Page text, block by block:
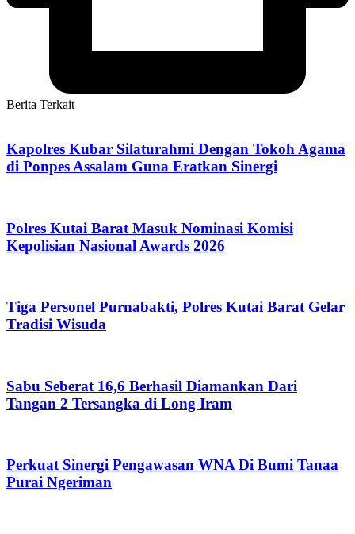
Berita Terkait
Kapolres Kubar Silaturahmi Dengan Tokoh Agama
di Ponpes Assalam Guna Eratkan Sinergi
Polres Kutai Barat Masuk Nominasi Komisi
Kepolisian Nasional Awards 2026
Tiga Personel Purnabakti, Polres Kutai Barat Gelar
Tradisi Wisuda
Sabu Seberat 16,6 Berhasil Diamankan Dari
Tangan 2 Tersangka di Long Iram
Perkuat Sinergi Pengawasan WNA Di Bumi Tanaa
Purai Ngeriman